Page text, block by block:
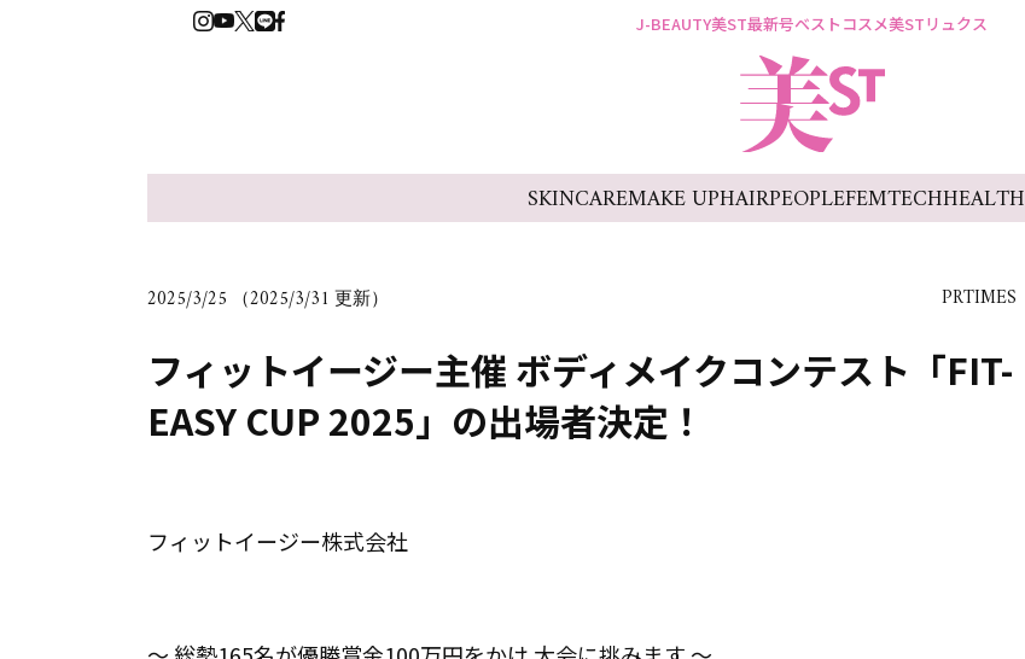
J-BEAUTY美ST最新号ベストコスメ美STリュクス
SKINCAREMAKE UPHAIRPEOPLEFEMTECHHEALTH
2025/3/25 （2025/3/31 更新） PRTIMES
フィットイージー主催 ボディメイクコンテスト「FIT-
EASY CUP 2025」の出場者決定！
フィットイージー株式会社